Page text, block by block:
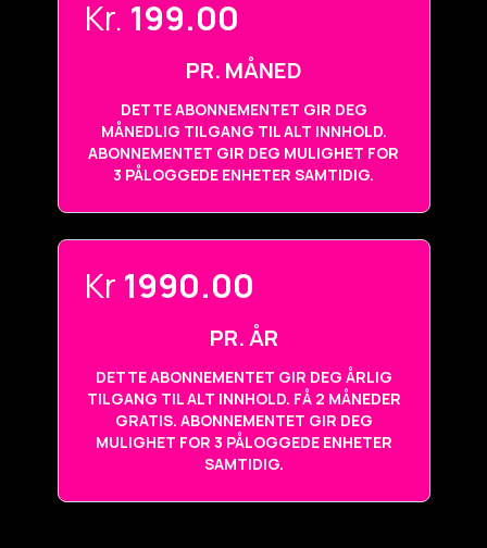
Kr. 199.00
PR. MÅNED
DETTE ABONNEMENTET GIR DEG
MÅNEDLIG TILGANG TIL ALT INNHOLD.
ABONNEMENTET GIR DEG MULIGHET FOR
3 PÅLOGGEDE ENHETER SAMTIDIG.
Kr 1990.00
PR. ÅR
DETTE ABONNEMENTET GIR DEG ÅRLIG
TILGANG TIL ALT INNHOLD. FÅ 2 MÅNEDER
GRATIS. ABONNEMENTET GIR DEG
MULIGHET FOR 3 PÅLOGGEDE ENHETER
SAMTIDIG.